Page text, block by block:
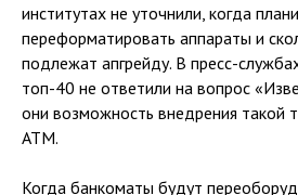
институтах не уточнили, когда
переформатировать аппараты и
подлежат апгрейду. В пресс-
топ-40 не ответили на вопрос
они возможность внедрения такой
АТМ.
Когда банкоматы будут